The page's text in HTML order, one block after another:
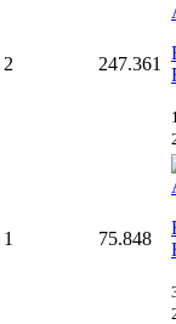
2 247.361
1 75.848